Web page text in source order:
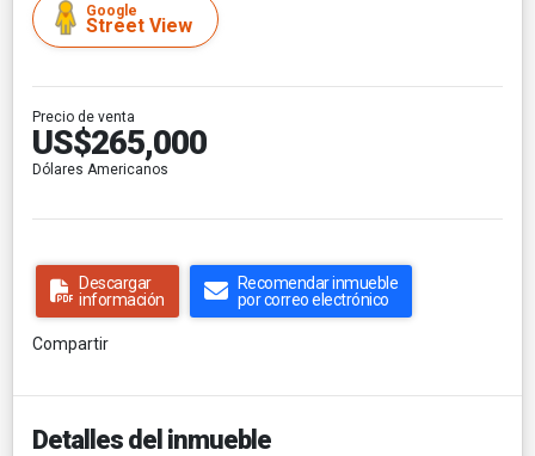
Google
Street View
Precio de venta
US$265,000
Dólares Americanos
Descargar
información
Recomendar inmueble
por correo electrónico
Compartir
Detalles del inmueble